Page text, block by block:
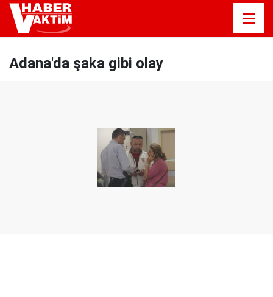
Adana'da şaka gibi olay